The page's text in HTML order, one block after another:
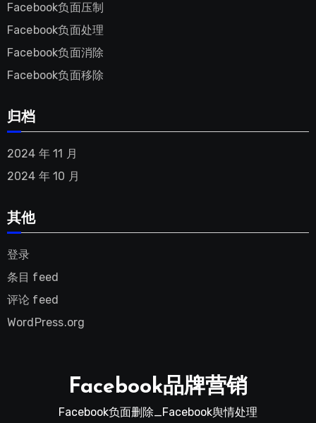
Facebook负面压制
Facebook负面处理
Facebook负面消除
Facebook负面移除
归档
2024 年 11 月
2024 年 10 月
其他
登录
条目 feed
评论 feed
WordPress.org
Facebook品牌营销
Facebook负面删除_Facebook舆情处理